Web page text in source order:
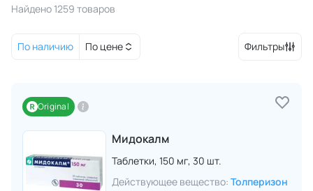
Найдено 1259 товаров
По наличию По цене Фильтры
Original
Мидокалм
Таблетки, 150 мг, 30 шт.
Действующее вещество: Толперизон